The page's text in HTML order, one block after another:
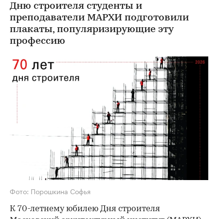
Дню строителя студенты и
преподаватели МАРХИ подготовили
плакаты, популяризирующие эту
профессию
Фото: Порошкина Софья
К 70-летнему юбилею Дня строителя